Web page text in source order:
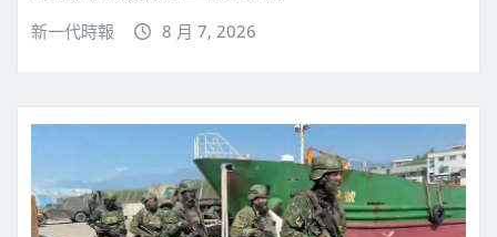
新一代時報 8 月 7, 2026